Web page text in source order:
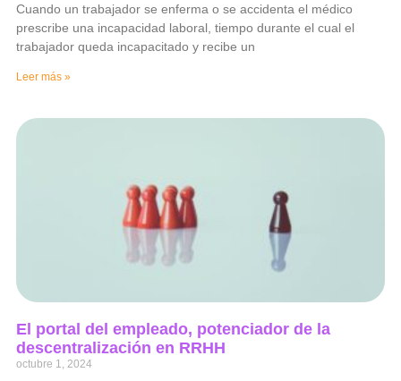
Cuando un trabajador se enferma o se accidenta el médico
prescribe una incapacidad laboral, tiempo durante el cual el
trabajador queda incapacitado y recibe un
Leer más »
El portal del empleado, potenciador de la
descentralización en RRHH
octubre 1, 2024